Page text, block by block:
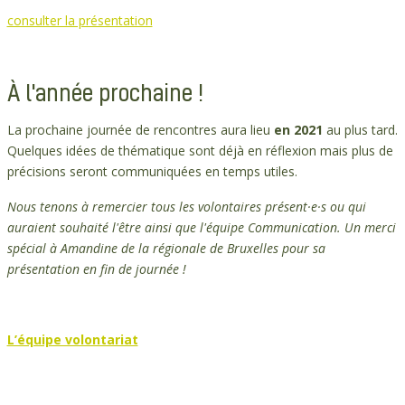
consulter la présentation
À l'année prochaine !
La prochaine journée de rencontres aura lieu en 2021 au plus tard.
Quelques idées de thématique sont déjà en réflexion mais plus de
précisions seront communiquées en temps utiles.
Nous tenons à remercier tous les volontaires présent·e·s ou qui
auraient souhaité l'être ainsi que l'équipe Communication. Un merci
spécial à Amandine de la régionale de Bruxelles pour sa
présentation en fin de journée !
L’équipe volontariat